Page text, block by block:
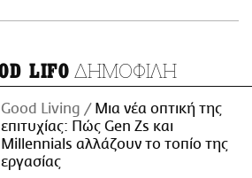
LIFO ΔΗΜΟΦΙΛΗ
Good Living
Μια νέα οπτική της
επιτυχίας: Πώς Gen Zs και
Millennials αλλάζουν το τοπίο της
εργασίας